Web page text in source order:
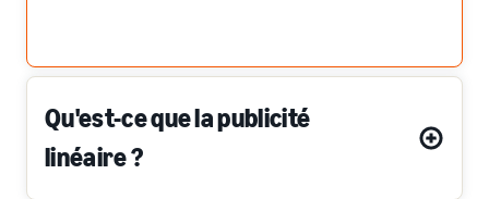
Qu'est-ce que la publicité
linéaire ?